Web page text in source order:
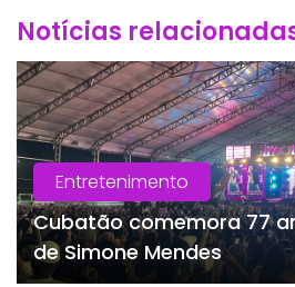
Notícias
Entretenimento
Cubatão comemora 77
de Simone Mendes